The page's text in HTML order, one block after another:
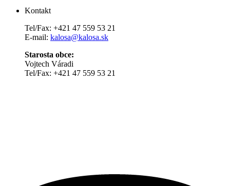
Kontakt
Tel/Fax: +421 47 559 53 21
E-mail: kalosa@kalosa.sk
Starosta obce:
Vojtech Váradi
Tel/Fax: +421 47 559 53 21